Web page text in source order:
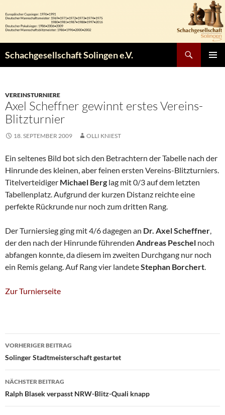
Inhalt
springen
Schachgesellschaft Solingen e.V.
VEREINSTURNIERE
Axel Scheffner gewinnt erstes Vereins-
Blitzturnier
18. SEPTEMBER 2009 OLLI KNIEST
Ein seltenes Bild bot sich den Betrachtern der Tabelle nach der
Hinrunde des kleinen, aber feinen ersten Vereins-Blitzturniers.
Titelverteidiger Michael Berg lag mit 0/3 auf dem letzten
Tabellenplatz. Aufgrund der kurzen Distanz reichte eine
perfekte Rückrunde nur noch zum dritten Rang.
Der Turniersieg ging mit 4/6 dagegen an Dr. Axel Scheffner,
der den nach der Hinrunde führenden Andreas Peschel noch
abfangen konnte, da diesem im zweiten Durchgang nur noch
ein Remis gelang. Auf Rang vier landeteStephan Borchert.
Zur Turnierseite
Beitragsnavigation
VORHERIGER BEITRAG
Solinger Stadtmeisterschaft gestartet
NÄCHSTER BEITRAG
Ralph Blasek verpasst NRW-Blitz-Quali knapp